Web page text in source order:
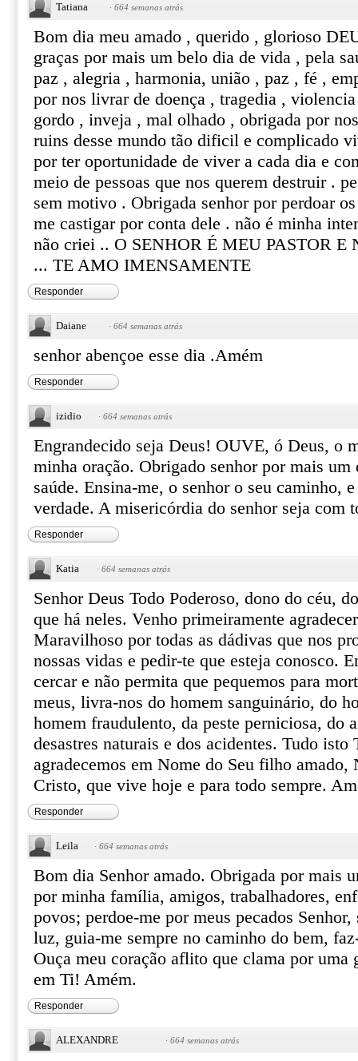
Tatiana · 664 semanas atrás
Bom dia meu amado , querido , glorioso
graças por mais um belo dia de vida , pela
paz , alegria , harmonia, união , paz , fé ,
por nos livrar de doença , tragedia ,
gordo , inveja , mal olhado , obrigada por
ruins desse mundo tão dificil e complicado
por ter oportunidade de viver a cada dia e
meio de pessoas que nos querem destruir .
sem motivo . Obrigada senhor por perdoar
me castigar por conta dele . não é minha
não criei .. O SENHOR É MEU PASTOR
... TE AMO IMENSAMENTE
Responder
Daiane · 664 semanas atrás
senhor abençoe esse dia .Amém
Responder
izidio · 664 semanas atrás
Engrandecido seja Deus! OUVE, ó Deus, o
minha oração. Obrigado senhor por mais um
saúde. Ensina-me, o senhor o seu caminho,
verdade. A misericórdia do senhor seja com
Responder
Katia · 664 semanas atrás
Senhor Deus Todo Poderoso, dono do céu,
que há neles. Venho primeiramente
Maravilhoso por todas as dádivas que nos
nossas vidas e pedir-te que esteja conosco.
cercar e não permita que pequemos para
meus, livra-nos do homem sanguinário, do
homem fraudulento, da peste perniciosa, do
desastres naturais e dos acidentes. Tudo isto
agradecemos em Nome do Seu filho amado,
Cristo, que vive hoje e para todo sempre.
Responder
Leila · 664 semanas atrás
Bom dia Senhor amado. Obrigada por mais
por minha família, amigos, trabalhadores,
povos; perdoe-me por meus pecados
luz, guia-me sempre no caminho do bem,
Ouça meu coração aflito que clama por uma
em Ti! Amém.
Responder
ALEXANDRE · 664 semanas atrás